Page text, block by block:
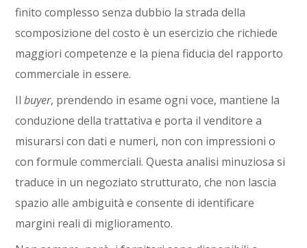
finito complesso senza dubbio la strada della
scomposizione del costo è un esercizio che richiede
maggiori competenze e la piena fiducia del rapporto
commerciale in essere.
Ilbuyer, prendendo in esame ogni voce, mantiene la
conduzione della trattativa e porta il venditore a
misurarsi con dati e numeri, non con impressioni o
con formule commerciali. Questa analisi minuziosa si
traduce in un negoziato strutturato, che non lascia
spazio alle ambiguità e consente di identificare
margini reali di miglioramento.